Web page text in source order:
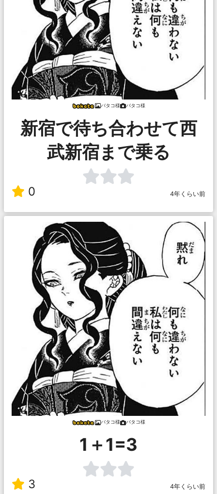
バタコ様 バタコ様
新宿で待ち合わせて西
武新宿まで乗る
0 4年くらい前
バタコ様 バタコ様
1＋1=3
3 4年くらい前